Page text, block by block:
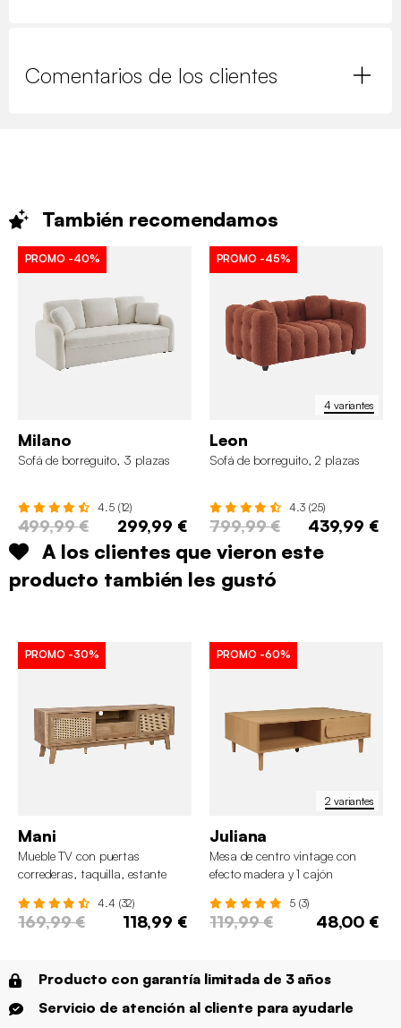
Comentarios de los clientes
También recomendamos
PROMO -40%
Milano
Sofá de borreguito, 3 plazas
4.5 (12)
499,99 € 299,99 €
4 variantes
PROMO -45%
Leon
Sofá de borreguito, 2 plazas
4.3 (25)
799,99 € 439,99 €
A los clientes que vieron este
producto también les gustó
PROMO -30%
Mani
Mueble TV con puertas
correderas, taquilla, estante
4.4 (32)
169,99 € 118,99 €
2 variantes
PROMO -60%
Juliana
Mesa de centro vintage con
efecto madera y 1 cajón
5 (3)
119,99 € 48,00 €
Producto con garantía limitada de 3 años
Servicio de atención al cliente para ayudarle